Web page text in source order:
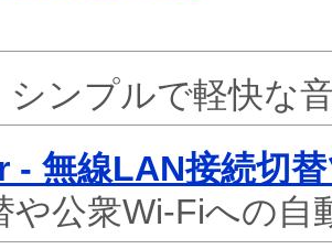
シンプルで軽快な
- 無線LAN接続切
や公衆Wi-Fiへの